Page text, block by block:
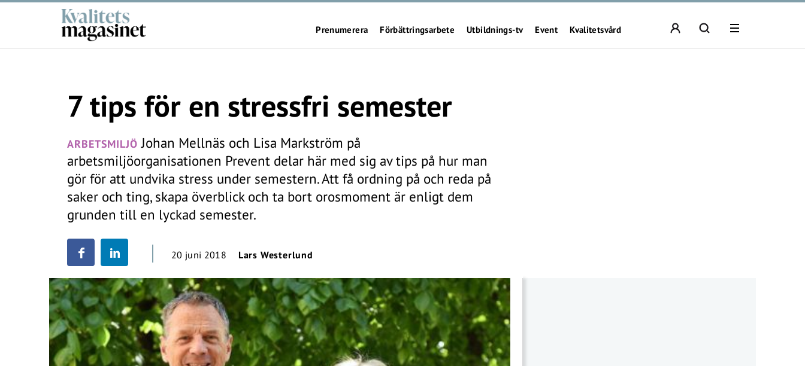
Prenumerera Förbättringsarbete Utbildnings-tv Event Kvalitetsvård
7 tips för en stressfri semester
ARBETSMILJÖ Johan Mellnäs och Lisa Markström på
arbetsmiljöorganisationen Prevent delar här med sig av tips på hur man
gör för att undvika stress under semestern. Att få ordning på och reda på
saker och ting, skapa överblick och ta bort orosmoment är enligt dem
grunden till en lyckad semester.
20 juni 2018 Lars Westerlund